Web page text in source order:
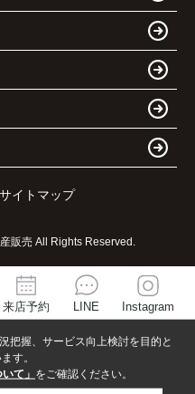
サイトマップ
販売 All Rights Reserved.
来店予約 LINE Instagram
把握、サービス向上検討を目的と
す。
て」 をご確認ください。